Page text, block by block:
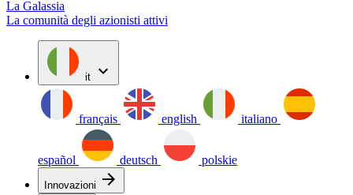
La Galassia
La comunità degli azionisti attivi
it expand_more
français english italiano
español deutsch polskie
Innovazioni arrow_forward